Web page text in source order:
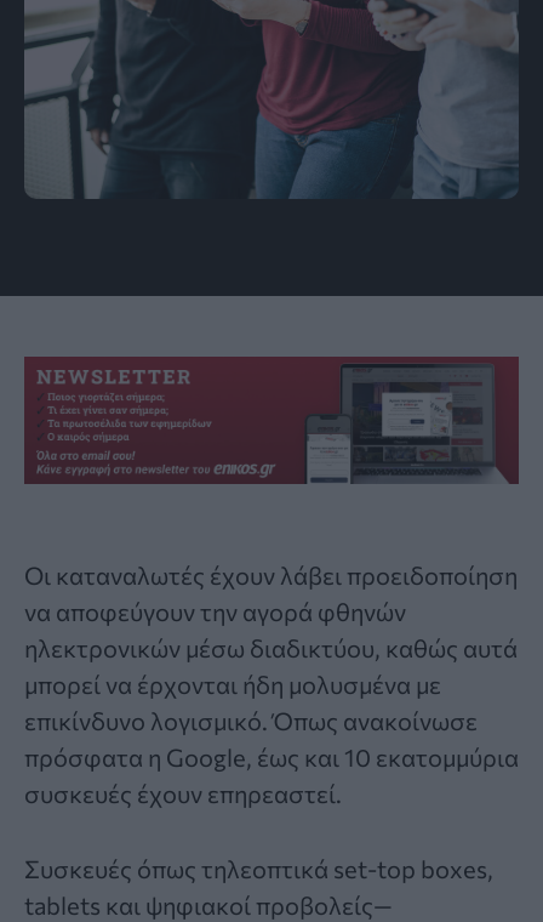
Οι καταναλωτές έχουν λάβει προειδοποίηση
να αποφεύγουν την αγορά φθηνών
ηλεκτρονικών μέσω διαδικτύου, καθώς αυτά
μπορεί να έρχονται ήδη μολυσμένα με
επικίνδυνο λογισμικό. Όπως ανακοίνωσε
πρόσφατα η Google, έως και 10 εκατομμύρια
συσκευές έχουν επηρεαστεί.
Συσκευές όπως τηλεοπτικά set-top boxes,
tablets και ψηφιακοί προβολείς—